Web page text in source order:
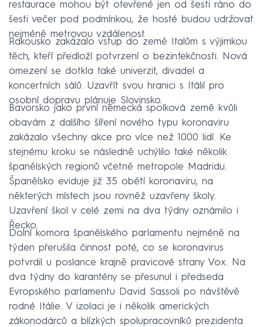
restaurace mohou být otevřené jen od šesti ráno do
šesti večer pod podmínkou, že hosté budou udržovat
nejméně metrovou vzdálenost.
Rakousko zakázalo vstup do země Italům s výjimkou
těch, kteří předloží potvrzení o bezinfekčnosti. Nová
omezení se dotkla také univerzit, divadel a
koncertních sálů. Uzavřít svou hranici s Itálií pro
osobní dopravu plánuje Slovinsko.
Bavorsko jako první německá spolková země kvůli
obavám z dalšího šíření nového typu koronaviru
zakázalo všechny akce pro více než 1000 lidí. Ke
stejnému kroku se následně uchýlilo také několik
španělských regionů včetně metropole Madridu.
Španělsko eviduje již 35 obětí koronaviru, na
některých místech jsou rovněž uzavřeny školy.
Uzavření škol v celé zemi na dva týdny oznámilo i
Řecko.
Dolní komora španělského parlamentu nejméně na
týden přerušila činnost poté, co se koronavirus
potvrdil u poslance krajně pravicové strany Vox. Na
dva týdny do karantény se přesunul i předseda
Evropského parlamentu David Sassoli po návštěvě
rodné Itálie. V izolaci je i několik amerických
zákonodárců a blízkých spolupracovníků prezidenta